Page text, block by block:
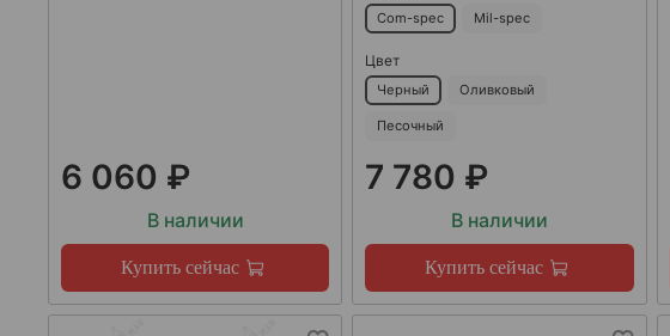
6 060 ₽
В наличии
Купить сейчас
Com-spec Mil-spec
Цвет
Черный Оливковый
Песочный
7 780 ₽
В наличии
Купить сейчас